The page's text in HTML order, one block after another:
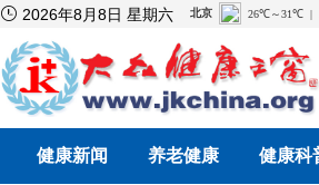
 2026年8月8日 星期六
健康新闻 养老健康 健康科